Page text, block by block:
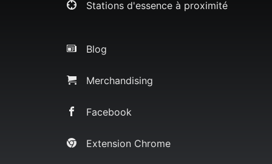
Stations d'essence à proximité
Blog
Merchandising
Facebook
Extension Chrome